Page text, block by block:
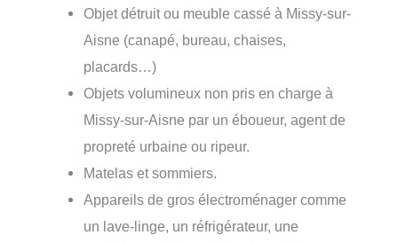
Objet détruit ou meuble cassé à Missy-sur-
Aisne (canapé, bureau, chaises,
placards…)
Objets volumineux non pris en charge à
Missy-sur-Aisne par un éboueur, agent de
propreté urbaine ou ripeur.
Matelas et sommiers.
Appareils de gros électroménager comme
un lave-linge, un réfrigérateur, une